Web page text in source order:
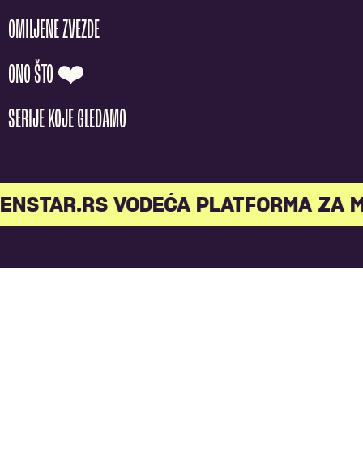
OMILJENE ZVEZDE
ONO ŠTO ❤️
SERIJE KOJE GLEDAMO
VODEĆA PLATFORMA ZA